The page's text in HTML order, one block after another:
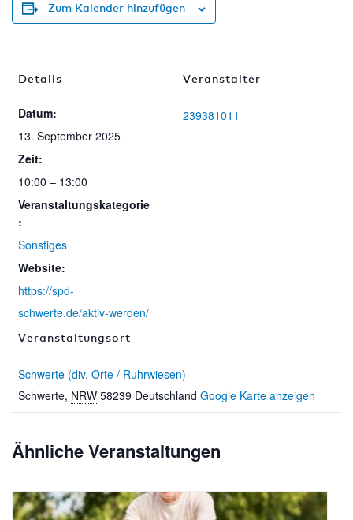
Zum Kalender hinzufügen
Details
Datum:
13. September 2025
Zeit:
10:00 – 13:00
Veranstaltungskategorie
:
Sonstiges
Website:
https://spd-
schwerte.de/aktiv-werden/
Veranstaltungsort
Schwerte (div. Orte / Ruhrwiesen)
Schwerte, NRW 58239 Deutschland Google Karte anzeigen
Veranstalter
239381011
Ähnliche Veranstaltungen